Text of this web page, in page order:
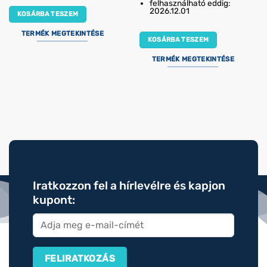
KOSÁRBA TESZEM
TERMÉK MEGTEKINTÉSE
was:
felhasználható eddig:
2026.12.01
KOSÁRBA TESZEM
TERMÉK MEGTEKINTÉSE
Iratkozzon fel a hírlevélre és kapjon
kupont: